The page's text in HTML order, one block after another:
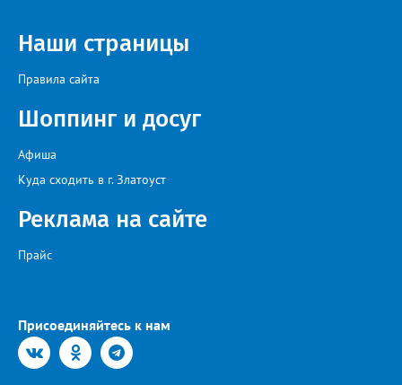
Наши страницы
Правила сайта
Шоппинг и досуг
Афиша
Куда сходить в г. Златоуст
Реклама на сайте
Прайс
Присоединяйтесь к нам